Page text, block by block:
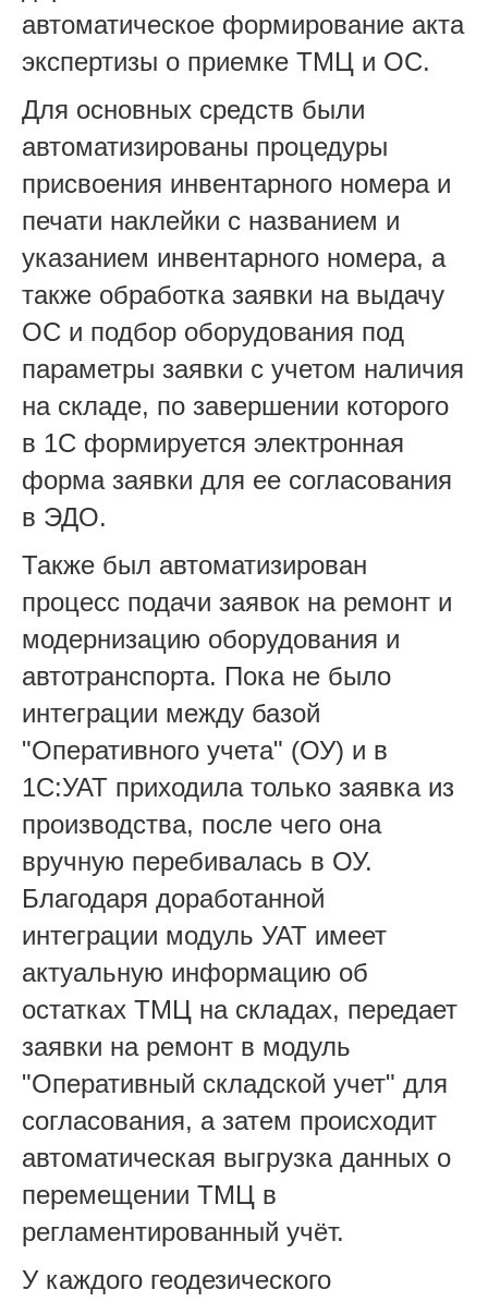
автоматическое формирование акта
экспертизы о приемке ТМЦ и ОС.
Для основных средств были
автоматизированы процедуры
присвоения инвентарного номера и
печати наклейки с названием и
указанием инвентарного номера, а
также обработка заявки на выдачу
ОС и подбор оборудования под
параметры заявки с учетом наличия
на складе, по завершении которого
в 1С формируется электронная
форма заявки для ее согласования
в ЭДО.
Также был автоматизирован
процесс подачи заявок на ремонт и
модернизацию оборудования и
автотранспорта. Пока не было
интеграции между базой
"Оперативного учета" (ОУ) и в
1С:УАТ приходила только заявка из
производства, после чего она
вручную перебивалась в ОУ.
Благодаря доработанной
интеграции модуль УАТ имеет
актуальную информацию об
остатках ТМЦ на складах, передает
заявки на ремонт в модуль
"Оперативный складской учет" для
согласования, а затем происходит
автоматическая выгрузка данных о
перемещении ТМЦ в
регламентированный учёт.
У каждого геодезического